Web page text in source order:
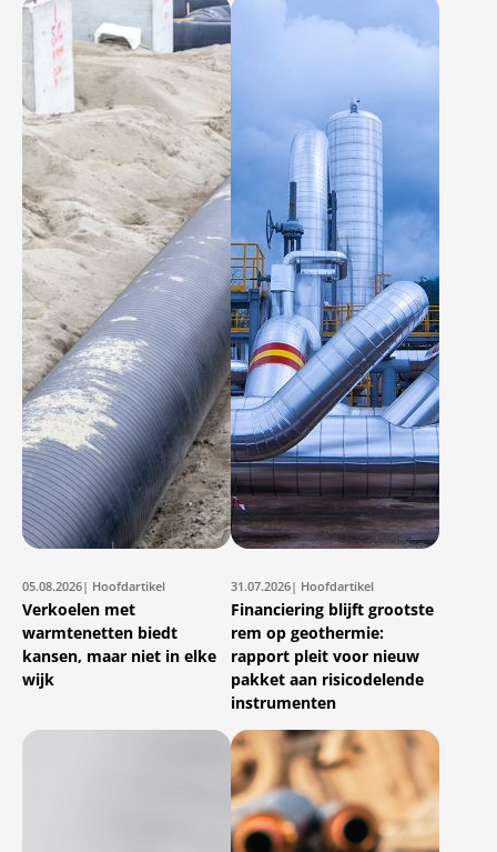
05.08.2026| Hoofdartikel
Verkoelen met
warmtenetten biedt
kansen, maar niet in elke
wijk
31.07.2026| Hoofdartikel
Financiering blijft grootste
rem op geothermie:
rapport pleit voor nieuw
pakket aan risicodelende
instrumenten